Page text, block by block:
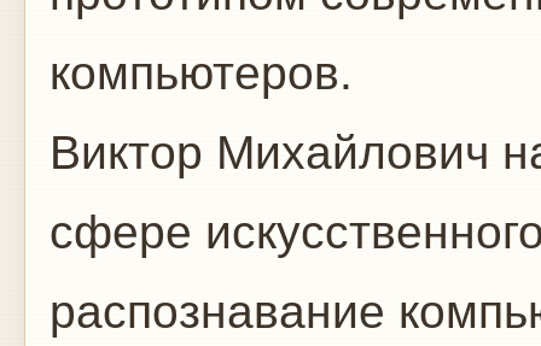
компьютеров.
Виктор Михайлович
сфере
распознавание